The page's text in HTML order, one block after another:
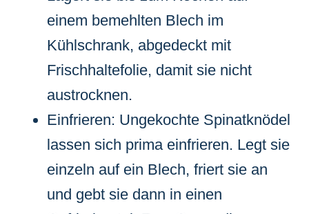
einem bemehlten Blech im
Kühlschrank, abgedeckt mit
Frischhaltefolie, damit sie nicht
austrocknen.
Einfrieren: Ungekochte Spinatknödel
lassen sich prima einfrieren. Legt sie
einzeln auf ein Blech, friert sie an
und gebt sie dann in einen